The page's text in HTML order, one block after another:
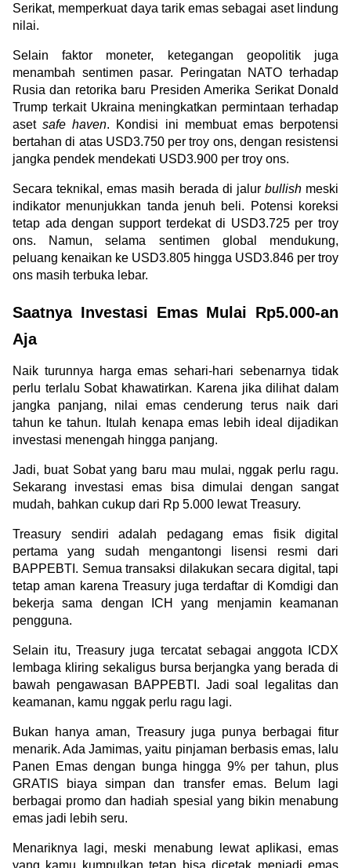
Serikat, memperkuat daya tarik emas sebagai aset lindung
nilai.
Selain faktor moneter, ketegangan geopolitik juga
menambah sentimen pasar. Peringatan NATO terhadap
Rusia dan retorika baru Presiden Amerika Serikat Donald
Trump terkait Ukraina meningkatkan permintaan terhadap
aset safe haven. Kondisi ini membuat emas berpotensi
bertahan di atas USD3.750 per troy ons, dengan resistensi
jangka pendek mendekati USD3.900 per troy ons.
Secara teknikal, emas masih berada di jalur bullish meski
indikator menunjukkan tanda jenuh beli. Potensi koreksi
tetap ada dengan support terdekat di USD3.725 per troy
ons. Namun, selama sentimen global mendukung,
peluang kenaikan ke USD3.805 hingga USD3.846 per troy
ons masih terbuka lebar.
Saatnya Investasi Emas Mulai Rp5.000-an
Aja
Naik turunnya harga emas sehari-hari sebenarnya tidak
perlu terlalu Sobat khawatirkan. Karena jika dilihat dalam
jangka panjang, nilai emas cenderung terus naik dari
tahun ke tahun. Itulah kenapa emas lebih ideal dijadikan
investasi menengah hingga panjang.
Jadi, buat Sobat yang baru mau mulai, nggak perlu ragu.
Sekarang investasi emas bisa dimulai dengan sangat
mudah, bahkan cukup dari Rp 5.000 lewat Treasury.
Treasury sendiri adalah pedagang emas fisik digital
pertama yang sudah mengantongi lisensi resmi dari
BAPPEBTI. Semua transaksi dilakukan secara digital, tapi
tetap aman karena Treasury juga terdaftar di Komdigi dan
bekerja sama dengan ICH yang menjamin keamanan
pengguna.
Selain itu, Treasury juga tercatat sebagai anggota ICDX
lembaga kliring sekaligus bursa berjangka yang berada di
bawah pengawasan BAPPEBTI. Jadi soal legalitas dan
keamanan, kamu nggak perlu ragu lagi.
Bukan hanya aman, Treasury juga punya berbagai fitur
menarik. Ada Jamimas, yaitu pinjaman berbasis emas, lalu
Panen Emas dengan bunga hingga 9% per tahun, plus
GRATIS biaya simpan dan transfer emas. Belum lagi
berbagai promo dan hadiah spesial yang bikin menabung
emas jadi lebih seru.
Menariknya lagi, meski menabung lewat aplikasi, emas
yang kamu kumpulkan tetap bisa dicetak menjadi emas